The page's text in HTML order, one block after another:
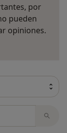
por
pueden
opiniones.